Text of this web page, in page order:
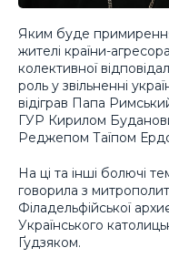
Яким буде примирення
жителі країни-
колективної
роль у звільненні
відіграв Папа
ГУР Кирилом
Реджепом Таїпом
На ці та інші болючі
говорила з
Філадельфійської
Українського
Ґудзяком.